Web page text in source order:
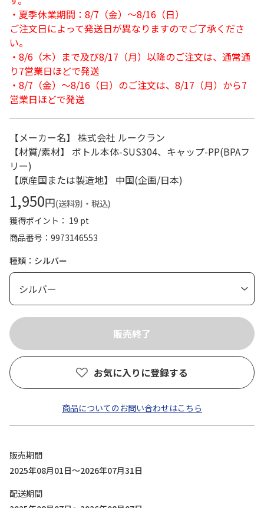
・夏季休業期間：8/7（金）～8/16（日）
ご注文日によって発送日が異なりますのでご了承くださ
い。
・8/6（木）まで及び8/17（月）以降のご注文は、通常通
り7営業日ほどで発送
・8/7（金）～8/16（日）のご注文は、8/17（月）から7
営業日ほどで発送
【メーカー名】 株式会社 ルークラン
【材質/素材】 ボトル本体-SUS304、キャップ-PP(BPAフ
リー)
【原産国または製造地】 中国(企画/日本)
1,950円(送料別・税込)
獲得ポイント： 19 pt
商品番号
9973146553
種類：シルバー
お気に入りに登録する
商品についてのお問い合わせはこちら
販売期間
2025年08月01日～2026年07月31日
配送期間